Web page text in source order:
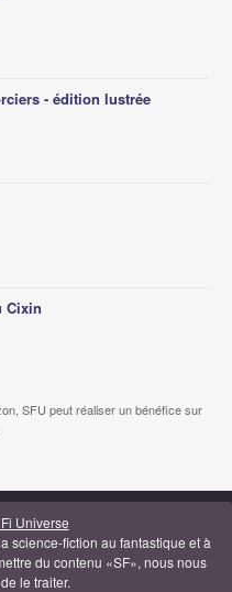
- édition lustrée
Cixin
SFU peut réaliser un bénéfice sur
Universe
science-fiction au fantastique et à
du contenu «SF», nous nous
le traiter.